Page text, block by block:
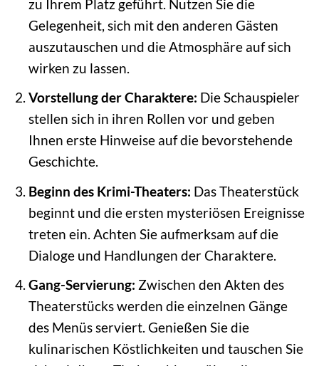
zu Ihrem Platz geführt. Nutzen Sie die
Gelegenheit, sich mit den anderen Gästen
auszutauschen und die Atmosphäre auf sich
wirken zu lassen.
Vorstellung der Charaktere: Die Schauspieler
stellen sich in ihren Rollen vor und geben
Ihnen erste Hinweise auf die bevorstehende
Geschichte.
Beginn des Krimi-Theaters: Das Theaterstück
beginnt und die ersten mysteriösen Ereignisse
treten ein. Achten Sie aufmerksam auf die
Dialoge und Handlungen der Charaktere.
Gang-Servierung: Zwischen den Akten des
Theaterstücks werden die einzelnen Gänge
des Menüs serviert. Genießen Sie die
kulinarischen Köstlichkeiten und tauschen Sie